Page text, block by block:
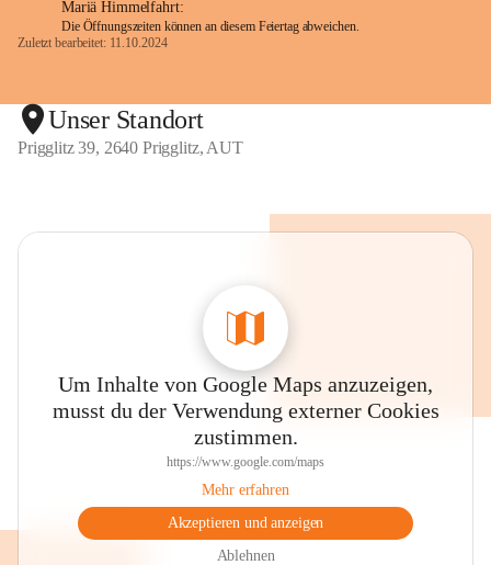
Mariä Himmelfahrt:
Die Öffnungszeiten können an diesem Feiertag abweichen.
Zuletzt bearbeitet: 11.10.2024
Unser Standort
Prigglitz 39, 2640 Prigglitz, AUT
Um Inhalte von Google Maps anzuzeigen,
musst du der Verwendung externer Cookies
zustimmen.
https://www.google.com/maps
Mehr erfahren
Akzeptieren und anzeigen
Ablehnen